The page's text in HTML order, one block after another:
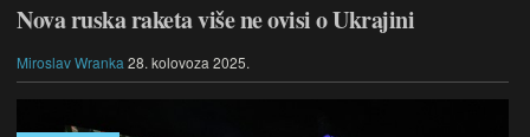
Nova ruska raketa više ne ovisi o Ukrajini
Miroslav Wranka 28. kolovoza 2025.